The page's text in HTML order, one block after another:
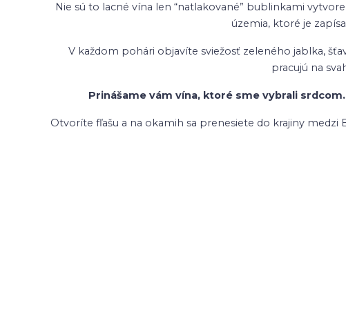
Nie sú to lacné vína len “natlakované” bublinkami
územia, ktoré je
V každom pohári objavíte sviežosť zeleného jablka,
pracujú na
Prinášame vám vína, ktoré sme vybrali
Otvoríte fľašu a na okamih sa prenesiete do krajiny